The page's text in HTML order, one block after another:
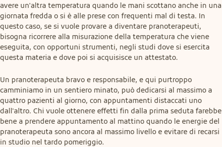
avere un'altra temperatura quando le mani scottano anche in una
giornata fredda o si è alle prese con frequenti mal di testa. In
questo caso, se si vuole provare a diventare pranoterapeuti,
bisogna ricorrere alla misurazione della temperatura che viene
eseguita, con opportuni strumenti, negli studi dove si esercita
questa materia e dove poi si acquisisce un attestato.
Un pranoterapeuta bravo e responsabile, e qui purtroppo
camminiamo in un sentiero minato, può dedicarsi al massimo a
quattro pazienti al giorno, con appuntamenti distaccati uno
dall'altro. Chi vuole ottenere effetti fin dalla prima seduta farebbe
bene a prendere appuntamento al mattino quando le energie del
pranoterapeuta sono ancora al massimo livello e evitare di recarsi
in studio nel tardo pomeriggio.